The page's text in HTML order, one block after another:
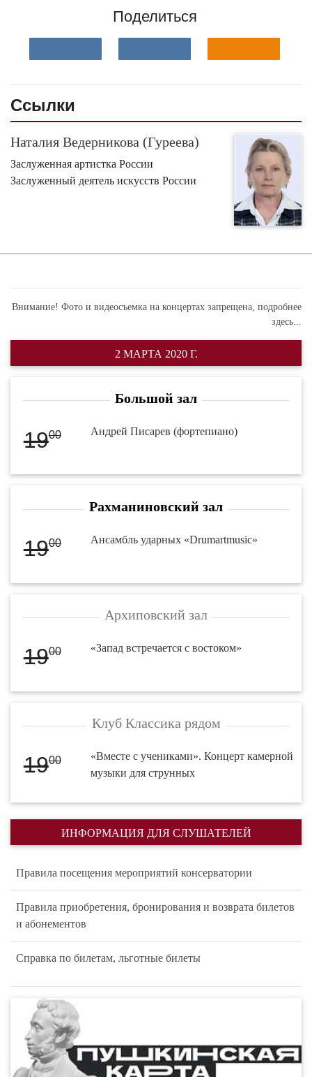
Поделиться
Ссылки
Наталия Ведерникова (Гуреева)
Заслуженная артистка России
Заслуженный деятель искусств России
Внимание! Фото и видеосъемка на концертах запрещена, подробнее
здесь...
2 МАРТА 2020 Г.
Большой зал
1900 Андрей Писарев (фортепиано)
Рахманиновский зал
1900 Ансамбль ударных «Drumartmusic»
Архиповский зал
1900 «Запад встречается с востоком»
Клуб Классика рядом
1900
«Вместе с учениками». Концерт камерной
музыки для струнных
ИНФОРМАЦИЯ ДЛЯ СЛУШАТЕЛЕЙ
Правила посещения мероприятий консерватории
Правила приобретения, бронирования и возврата билетов
и абонементов
Справка по билетам, льготные билеты